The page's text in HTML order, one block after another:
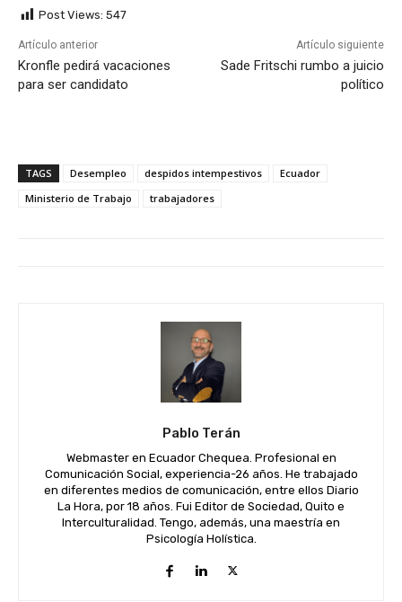
Post Views: 547
Artículo anterior
Kronfle pedirá vacaciones
para ser candidato
Artículo siguiente
Sade Fritschi rumbo a juicio
político
TAGS Desempleo despidos intempestivos
Ecuador
Ministerio de Trabajo
trabajadores
Pablo Terán
Webmaster en Ecuador Chequea. Profesional en
Comunicación Social, experiencia-26 años. He trabajado
en diferentes medios de comunicación, entre ellos Diario
La Hora, por 18 años. Fui Editor de Sociedad, Quito e
Interculturalidad. Tengo, además, una maestría en
Psicología Holística.